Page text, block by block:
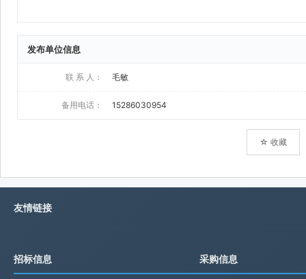
发布单位信息
联 系 人： 毛敏
备用电话： 15286030954
☆ 收藏
友情链接
招标信息 采购信息